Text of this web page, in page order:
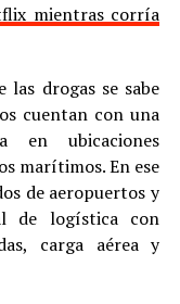
mientras corría
drogas se sabe
cuentan con una
en ubicaciones
marítimos. En ese
de aeropuertos y
de logística con
carga aérea y